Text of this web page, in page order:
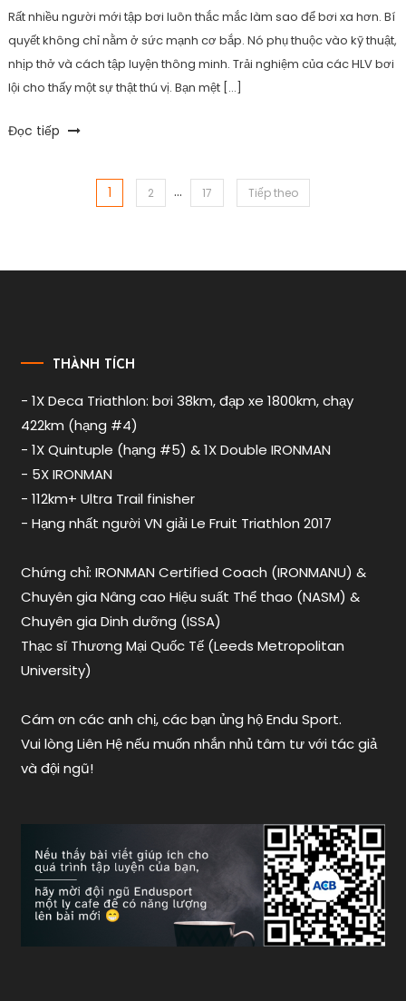
Rất nhiều người mới tập bơi luôn thắc mắc làm sao để bơi xa hơn. Bí
quyết không chỉ nằm ở sức mạnh cơ bắp. Nó phụ thuộc vào kỹ thuật,
nhịp thở và cách tập luyện thông minh. Trải nghiệm của các HLV bơi
lội cho thấy một sự thật thú vị. Bạn mệt […]
Tagged
bí
bơi
mệt ,
bơi
hoài
chán ,
bơi
không
bơi
,
bơi
không
cách
bơi
endusport
Đọc tiếp
bài
1 2 … 17 Tiếp theo
THÀNH TÍCH
- 1X Deca Triathlon: bơi 38km, đạp xe 1800km, chạy
422km (hạng #4)
- 1X Quintuple (hạng #5) & 1X Double IRONMAN
- 5X IRONMAN
- 112km+ Ultra Trail finisher
- Hạng nhất người VN giải Le Fruit Triathlon 2017
Chứng chỉ: IRONMAN Certified Coach (IRONMANU) &
Chuyên gia Nâng cao Hiệu suất Thể thao (NASM) &
Chuyên gia Dinh dưỡng (ISSA)
Thạc sĩ Thương Mại Quốc Tế (Leeds Metropolitan
University)
Cám ơn các anh chị, các bạn ủng hộ Endu Sport.
Vui lòng Liên Hệ nếu muốn nhắn nhủ tâm tư với tác giả
và đội ngũ!